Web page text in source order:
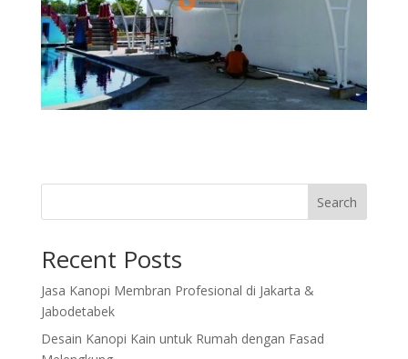
Search
Recent Posts
Jasa Kanopi Membran Profesional di Jakarta &
Jabodetabek
Desain Kanopi Kain untuk Rumah dengan Fasad